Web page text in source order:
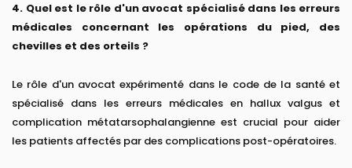
4. Quel est le rôle d'un avocat spécialisé dans les erreurs
médicales concernant les opérations du pied, des
chevilles et des orteils ?
Le rôle d'un avocat expérimenté dans le code de la santé et
spécialisé dans les erreurs médicales en hallux valgus et
complication métatarsophalangienne est crucial pour aider
les patients affectés par des complications post-opératoires.